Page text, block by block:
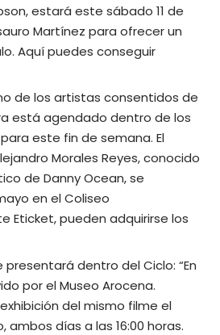
estará este sábado 11 de
Martínez para ofrecer un
Aquí puedes conseguir
de los artistas consentidos de
está agendado dentro de los
este fin de semana. El
Morales Reyes, ​conocido
de Danny Ocean, se
en el Coliseo
Eticket, pueden adquirirse los
presentará dentro del Ciclo: “En
por el Museo Arocena.
del mismo filme el
ambos días a las 16:00 horas.